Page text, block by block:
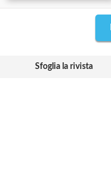
Sfoglia la rivista